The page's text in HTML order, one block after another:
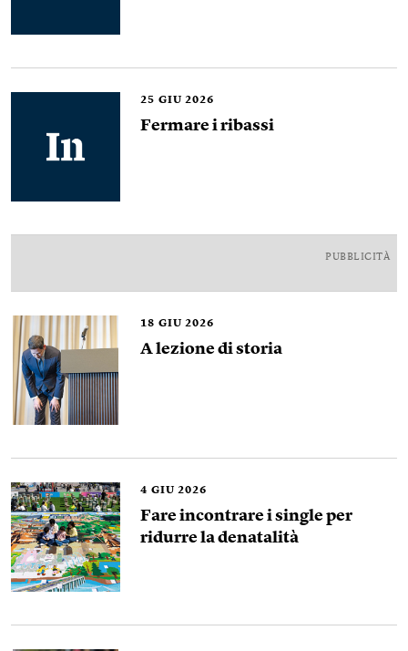
25 GIU 2026
Fermare i ribassi
PUBBLICITÀ
18 GIU 2026
A lezione di storia
4 GIU 2026
Fare incontrare i single per
ridurre la denatalità